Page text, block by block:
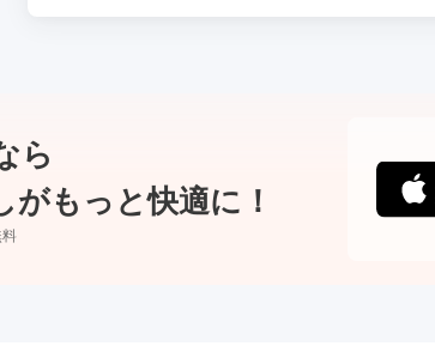
ら
がもっと快適に！